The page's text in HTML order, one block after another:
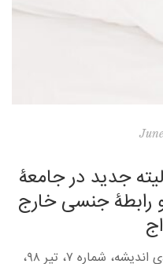
جدید در جامعۀ
رابطۀ جنسی خارج
نویسنده: سعید پیوندی نشریه آزادی اندیشه، شماره ۷، تیر ۹۸،